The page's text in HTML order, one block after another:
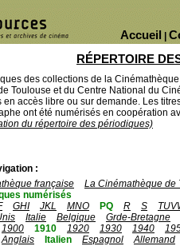
Accueil
RÉPERTOIRE
des collections de la Cinémathèque
Toulouse et du Centre National du
accès libre ou sur demande. Les
ont été numérisés en coopération
du répertoire des périodiques)
:
française La Cinémathèque de
numérisés
GHI JKL MNO PQ R S
Italie Belgique Grde-Bretagne
1900 1910 1920 1930 1940
Anglais Italien Espagnol Allemand